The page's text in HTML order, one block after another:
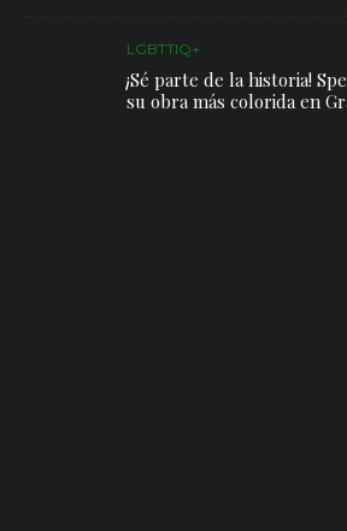
LGBTTIQ+
¡Sé parte de la historia!
su obra más colorida en